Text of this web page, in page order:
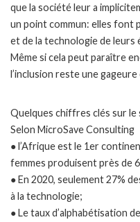
que la société leur a
un point commun: elles font
et de la technologie de leurs
Même si cela peut paraître
l’inclusion reste une gageure
Quelques chiffres clés sur le
Selon MicroSave Consulting
● l’Afrique est le 1er
femmes produisent près de
● En 2020, seulement 27%
à la technologie;
● Le taux d’alphabétisation